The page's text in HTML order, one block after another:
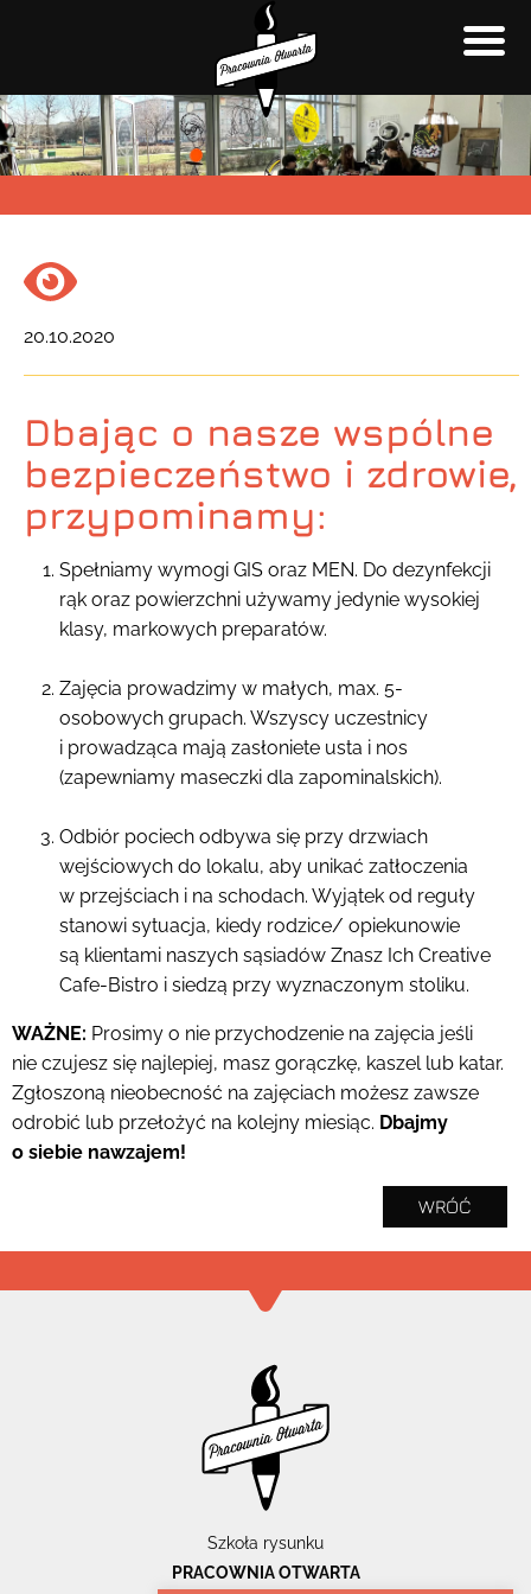
20.10.2020
Dbając o nasze wspólne
bezpieczeństwo i zdrowie,
przypominamy:
Spełniamy wymogi GIS oraz MEN. Do dezynfekcji
rąk oraz powierzchni używamy jedynie wysokiej
klasy, markowych preparatów.
Zajęcia prowadzimy w małych, max. 5-
osobowych grupach. Wszyscy uczestnicy
i prowadząca mają zasłoniete usta i nos
(zapewniamy maseczki dla zapominalskich).
Odbiór pociech odbywa się przy drzwiach
wejściowych do lokalu, aby unikać zatłoczenia
w przejściach i na schodach. Wyjątek od reguły
stanowi sytuacja, kiedy rodzice/ opiekunowie
są klientami naszych sąsiadów Znasz Ich Creative
Cafe-Bistro i siedzą przy wyznaczonym stoliku.
WAŻNE: Prosimy o nie przychodzenie na zajęcia jeśli
nie czujesz się najlepiej, masz gorączkę, kaszel lub katar.
Zgłoszoną nieobecność na zajęciach możesz zawsze
odrobić lub przełożyć na kolejny miesiąc. Dbajmy
o siebie nawzajem!
WRÓĆ
Szkoła rysunku
PRACOWNIA OTWARTA